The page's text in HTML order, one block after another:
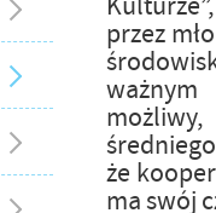
przez
że
ma swój